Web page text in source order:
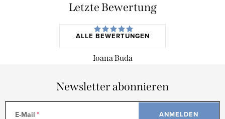
Letzte Bewertung
ALLE BEWERTUNGEN
Ioana Buda
Newsletter abonnieren
E-Mail ANMELDEN